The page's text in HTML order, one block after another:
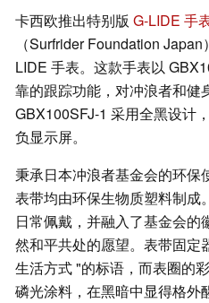
卡西欧推出特别版 G-LIDE 手
（Surfrider Foundation
LIDE 手表。这款手表以
靠的跟踪功能，对冲浪者和健
GBX100SFJ-1 采用全黑设计
负显示屏。
秉承日本冲浪者基金会的环保
表带均由环保生物质塑料制成
日常佩戴，并融入了基金会的
然和平共处的愿望。表带固定
生活方式 "的标语，而表圈的
磷光涂料，在黑暗中显得格外